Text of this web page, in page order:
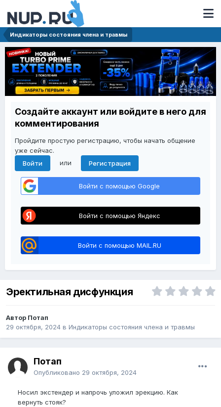
Индикаторы состояния члена и травмы
Создайте аккаунт или войдите в него для
комментирования
Пройдите простую регистрацию, чтобы начать общение
уже сейчас.
Войти
или Регистрация
Войти с помощью Google
Войти с помощью Яндекс
Войти с помощью MAIL.RU
Эректильная дисфункция
Автор Потап
29 октября, 2024 в Индикаторы состояния члена и травмы
Потап
Опубликовано 29 октября, 2024
Носил экстендер и напрочь уложил эрекцию. Как
вернуть стояк?